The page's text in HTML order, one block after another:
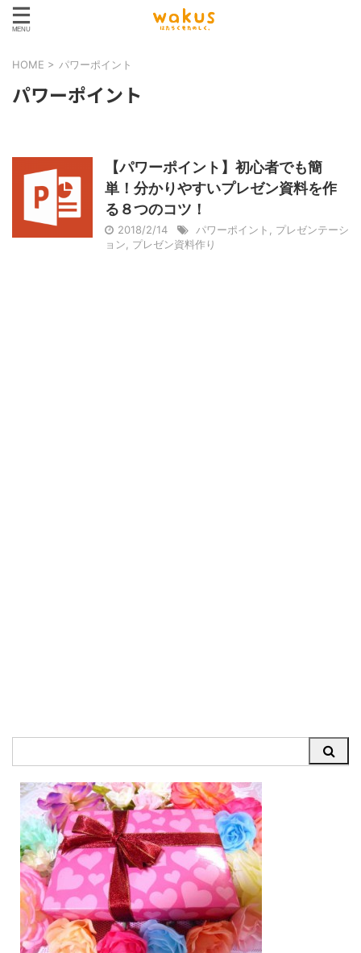
HOME > パワーポイント
パワーポイント
【パワーポイント】初心者でも簡
単！分かりやすいプレゼン資料を作
る８つのコツ！
2018/2/14 パワーポイント
プレゼンテーシ
ョン
プレゼン資料作り